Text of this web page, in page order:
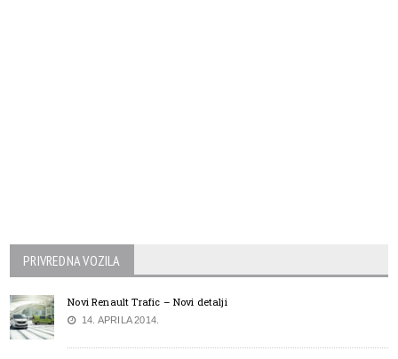
PRIVREDNA VOZILA
Novi Renault Trafic – Novi detalji
14. APRILA 2014.